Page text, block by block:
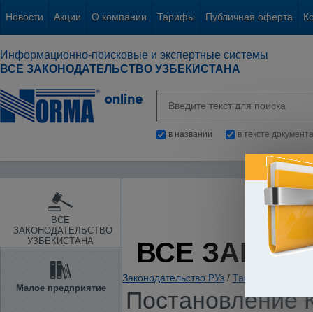
Новости Акции О компании Тарифы Публичная оферта
Информационно-поисковые и экспертные системы
ВСЕ ЗАКОНОДАТЕЛЬСТВО УЗБЕКИСТАНА
в названии в тексте документа
ВСЕ
ЗАКОНОДАТЕЛЬСТВО
УЗБЕКИСТАНА
Малое предприятие
ВСЕ
Законодательство РУз / Таможенное
Постановление